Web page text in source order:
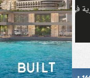
البورصة تسجل قمة
في تعاملات الأربعاء